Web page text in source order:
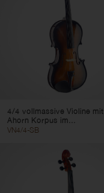
4/4 vollmassive Violine mit
Ahorn Korpus im...
VN4/4-SB